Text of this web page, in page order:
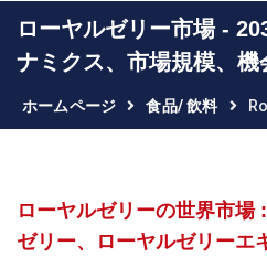
ローヤルゼリー市場 -
ナミクス、市場規模、機
ホームページ 食品/ 飲料
ローヤルゼリーの世界市場
ゼリー、ローヤルゼリーエ